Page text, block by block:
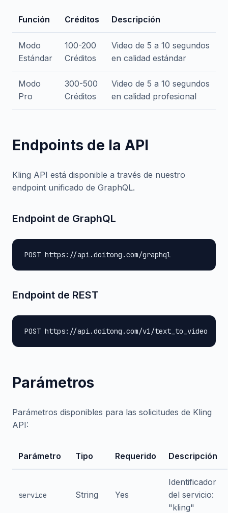
Función Créditos Descripción
Modo
Estándar
100-200
Créditos
Video de 5 a 10 segundos
en calidad estándar
Modo
Pro
300-500
Créditos
Video de 5 a 10 segundos
en calidad profesional
Endpoints de la API
Kling API está disponible a través de nuestro
endpoint unificado de GraphQL.
Endpoint de GraphQL
POST https://api.doitong.com/graphql
Endpoint de REST
POST https://api.doitong.com/v1/text_to_video
Parámetros
Parámetros disponibles para las solicitudes de Kling
API:
Parámetro Tipo Requerido Descripción
service String Yes
Identificador
del servicio:
"kling"